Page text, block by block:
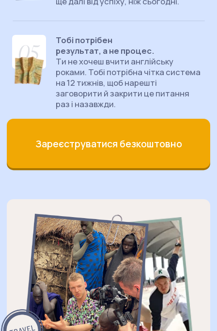
Зареєструватися безкоштовно
АНГЛІЙСЬКА — ЦЕ НЕ ПРО
ЗАЗУБРЮВАННЯ ПРАВИЛ, А ПРО
ВАШУ ОСОБИСТУ СВОБОДУ.
В Makashovskiy School ми даємо
чітку систему, яка дозволяє
перестати роками "вчити" мову і
нарешті отримати зрозумілий
інструмент для життя та роботи.
Це шлях до результату, який ви
відчуєте вже з перших занять
Багато хто намагається
вчити англійську роками,
переглядаючи фільми в
оригіналі, але так і не
може зв'язати двох слів.
Ми розберемося, чому це
не працює.